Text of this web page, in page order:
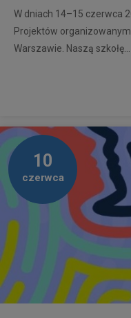
W dniach 14–15 czerwca
Projektów
Warszawie. Naszą szkołę...
10
czerwca